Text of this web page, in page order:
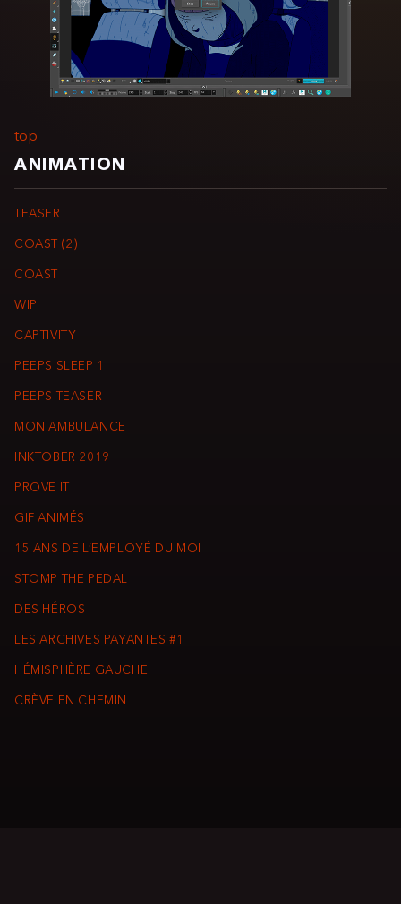
top
ANIMATION
TEASER
COAST (2)
COAST
WIP
CAPTIVITY
PEEPS SLEEP 1
PEEPS TEASER
MON AMBULANCE
INKTOBER 2019
PROVE IT
GIF ANIMÉS
15 ANS DE L’EMPLOYÉ DU MOI
STOMP THE PEDAL
DES HÉROS
LES ARCHIVES PAYANTES #1
HÉMISPHÈRE GAUCHE
CRÈVE EN CHEMIN